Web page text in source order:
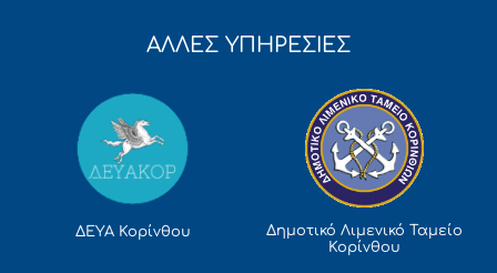
ΑΛΛΕΣ ΥΠΗΡΕΣΙΕΣ
ΔΕΥΑ Κορίνθου
Δημοτικό Λιμενικό Ταμείο
Κορίνθου